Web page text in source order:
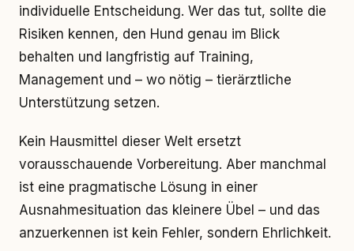
individuelle Entscheidung. Wer das tut, sollte die
Risiken kennen, den Hund genau im Blick
behalten und langfristig auf Training,
Management und – wo nötig – tierärztliche
Unterstützung setzen.
Kein Hausmittel dieser Welt ersetzt
vorausschauende Vorbereitung. Aber manchmal
ist eine pragmatische Lösung in einer
Ausnahmesituation das kleinere Übel – und das
anzuerkennen ist kein Fehler, sondern Ehrlichkeit.